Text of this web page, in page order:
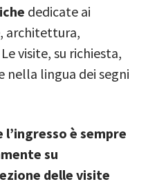
dedicate ai
architettura,
visite, su richiesta,
nella lingua dei segni
è sempre
su
delle visite